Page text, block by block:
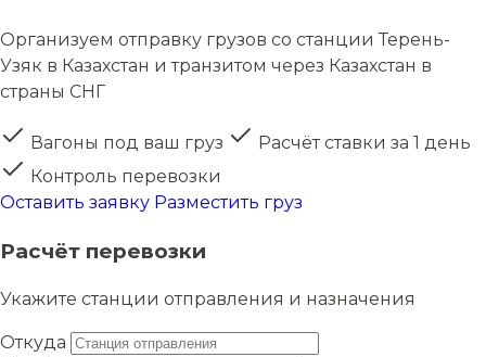
Организуем отправку грузов со станции Терень-
Узяк в Казахстан и транзитом через Казахстан в
страны СНГ
Вагоны под ваш груз
Расчёт ставки за 1 день
Контроль перевозки
Оставить заявку Разместить груз
Расчёт перевозки
Укажите станции отправления и назначения
Откуда